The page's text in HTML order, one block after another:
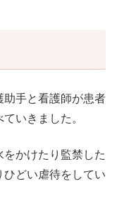
助手と看護師が患者
いきました。
かけたり監禁した
どい虐待をしてい